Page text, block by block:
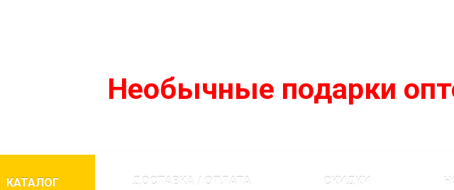
Необычные подарки
КАТАЛОГ ДОСТАВКА / ОПЛАТА СКИДКИ